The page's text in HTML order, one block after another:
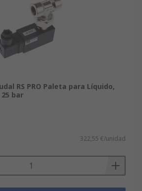
RS PRO Paleta para Líquido,
bar
322,55 €/unidad